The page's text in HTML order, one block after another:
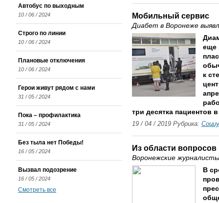
Мобильный сервис
Диабет в Воронеже
еще
к
три десятка пациентов
19 / 04 / 2019 Рубрика:
Из области вопросов
Воронежские
В
Автобус по выходным
10 / 06 / 2024
Строго по линии
10 / 06 / 2024
Плановые отключения
10 / 06 / 2024
Герои живут рядом с нами
31 / 05 / 2024
Пока – профилактика
31 / 05 / 2024
Без тыла нет Победы!
16 / 05 / 2024
Вызвал подозрение
16 / 05 / 2024
Смотреть все